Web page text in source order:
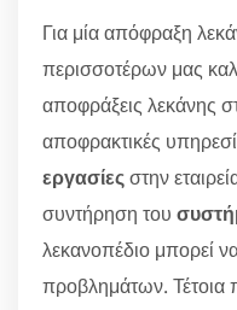
Για μία απόφραξη
περισσοτέρων μας
αποφράξεις λεκάνης
αποφρακτικές
εργασίεςστην
συντήρηση του
λεκανοπέδιο μπορεί
προβλημάτων. Τέτοια